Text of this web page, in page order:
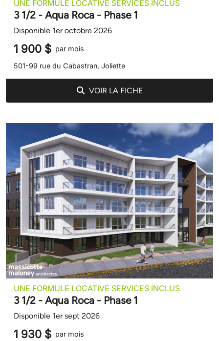
UNE FORMULE LOCATIVE SERVICES INCLUS
3 1/2 - Aqua Roca - Phase 1
Disponible 1er octobre 2026
1 900 $ par mois
501-99 rue du Cabastran, Joliette
VOIR LA FICHE
UNE FORMULE LOCATIVE SERVICES INCLUS
3 1/2 - Aqua Roca - Phase 1
Disponible 1er sept 2026
1 930 $ par mois